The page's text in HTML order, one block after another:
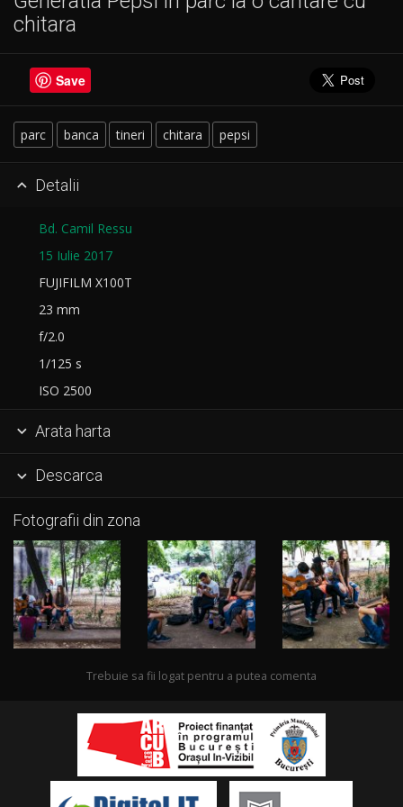
chitara
Save
parc banca tineri chitara pepsi
 Detalii
Bd. Camil Ressu
15 Iulie 2017
FUJIFILM X100T
23 mm
f/2.0
1/125 s
ISO 2500
 Arata harta
 Descarca
Fotografii din zona
Trebuie sa fii logat pentru a putea comenta